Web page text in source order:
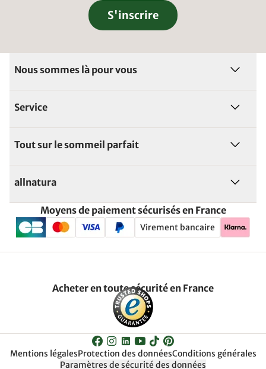
S'inscrire
Nous sommes là pour vous
Service
Tout sur le sommeil parfait
allnatura
Moyens de paiement sécurisés en France
Virement bancaire
Acheter en toute sécurité en France
Mentions légalesProtection des donnéesConditions générales
Paramètres de sécurité des données